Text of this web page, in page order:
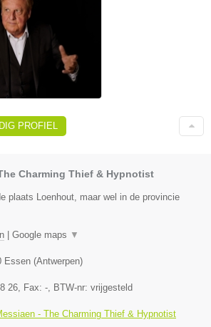
PROFIEL
Charming Thief & Hypnotist
plaats Loenhout, maar wel in de provincie
| Google maps ▼
Essen (Antwerpen)
26 , Fax: - , BTW-nr: vrijgesteld
- The Charming Thief & Hypnotist